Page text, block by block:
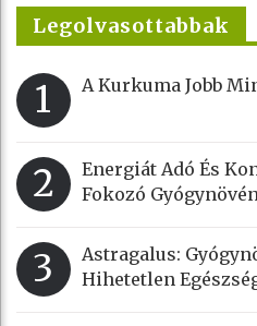
Legolvasottabbak
1 A Kurkuma Jobb
2
Energiát Adó És
Fokozó
3
Astragalus:
Hihetetlen